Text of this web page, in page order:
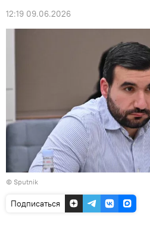
12:19 09.06.2026
© Sputnik
Подписаться